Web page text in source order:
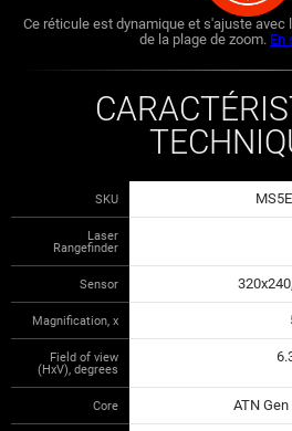
Ce réticule est dynamique et s'ajuste
de la plage de zoom. En
SKU
Laser
Rangefinder
Sensor
Magnification, x
Field of view
(HxV), degrees
Core ATN